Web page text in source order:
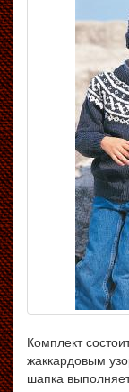
Комплект
жаккардовым
шапка